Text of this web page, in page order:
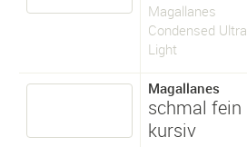
Magallanes
Condensed Ultra
Light
Magallanes
schmal fein
kursiv